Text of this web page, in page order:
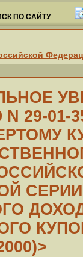
ПО САЙТУ
N 29-